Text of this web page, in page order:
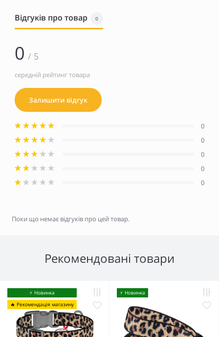
Відгуків про товар 0
0 / 5
середній рейтинг товара
Залишити відгук
0
0
0
0
0
Поки що немає відгуків про цей товар.
Рекомендовані товари
⚡️ Новинка
🔥 Рекомендація магазину
⚡️ Новинка